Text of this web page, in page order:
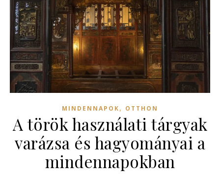
MINDENNAPOK, OTTHON
A török használati tárgyak
varázsa és hagyományai a
mindennapokban